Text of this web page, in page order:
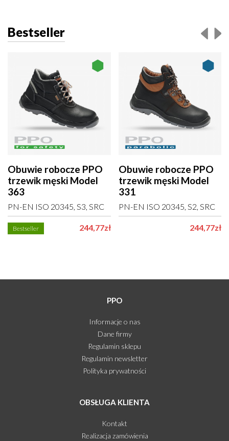
Bestseller
Obuwie robocze PPO
trzewik męski Model
363
PN-EN ISO 20345, S3, SRC
Bestseller 244,77zł
Obuwie robocze PPO
trzewik męski Model
331
PN-EN ISO 20345, S2, SRC
244,77zł
PPO
Informacje o nas
Dane firmy
Regulamin sklepu
Regulamin newsletter
Polityka prywatności
OBSŁUGA KLIENTA
Kontakt
Realizacja zamówienia